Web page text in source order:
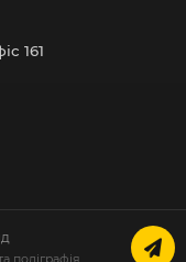
161
поліграфія